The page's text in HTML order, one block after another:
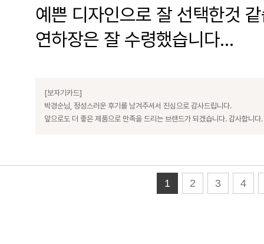
예쁜 디자인으로 잘 선택한것
연하장은 잘 수령했습니다...
[보자기카드]
박경순님, 정성스러운 후기를 남겨주셔서 진심으로 감사드립니다.
앞으로도 더 좋은 제품으로 만족을 드리는 브랜드가 되겠습니다. 감사합니다.
1 2 3 4